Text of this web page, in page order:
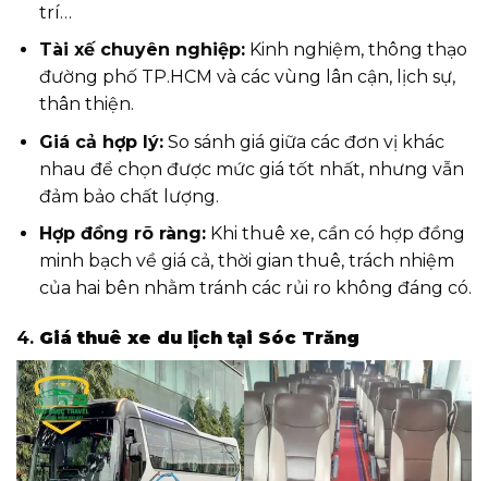
trí…
Tài xế chuyên nghiệp:Kinh nghiệm, thông thạo
đường phố TP.HCM và các vùng lân cận, lịch sự,
thân thiện.
Giá cả hợp lý:So sánh giá giữa các đơn vị khác
nhau để chọn được mức giá tốt nhất, nhưng vẫn
đảm bảo chất lượng.
Hợp đồng rõ ràng:Khi thuê xe, cần có hợp đồng
minh bạch về giá cả, thời gian thuê, trách nhiệm
của hai bên nhằm tránh các rủi ro không đáng có.
4. Giá thuê xe du lịch tại Sóc Trăng